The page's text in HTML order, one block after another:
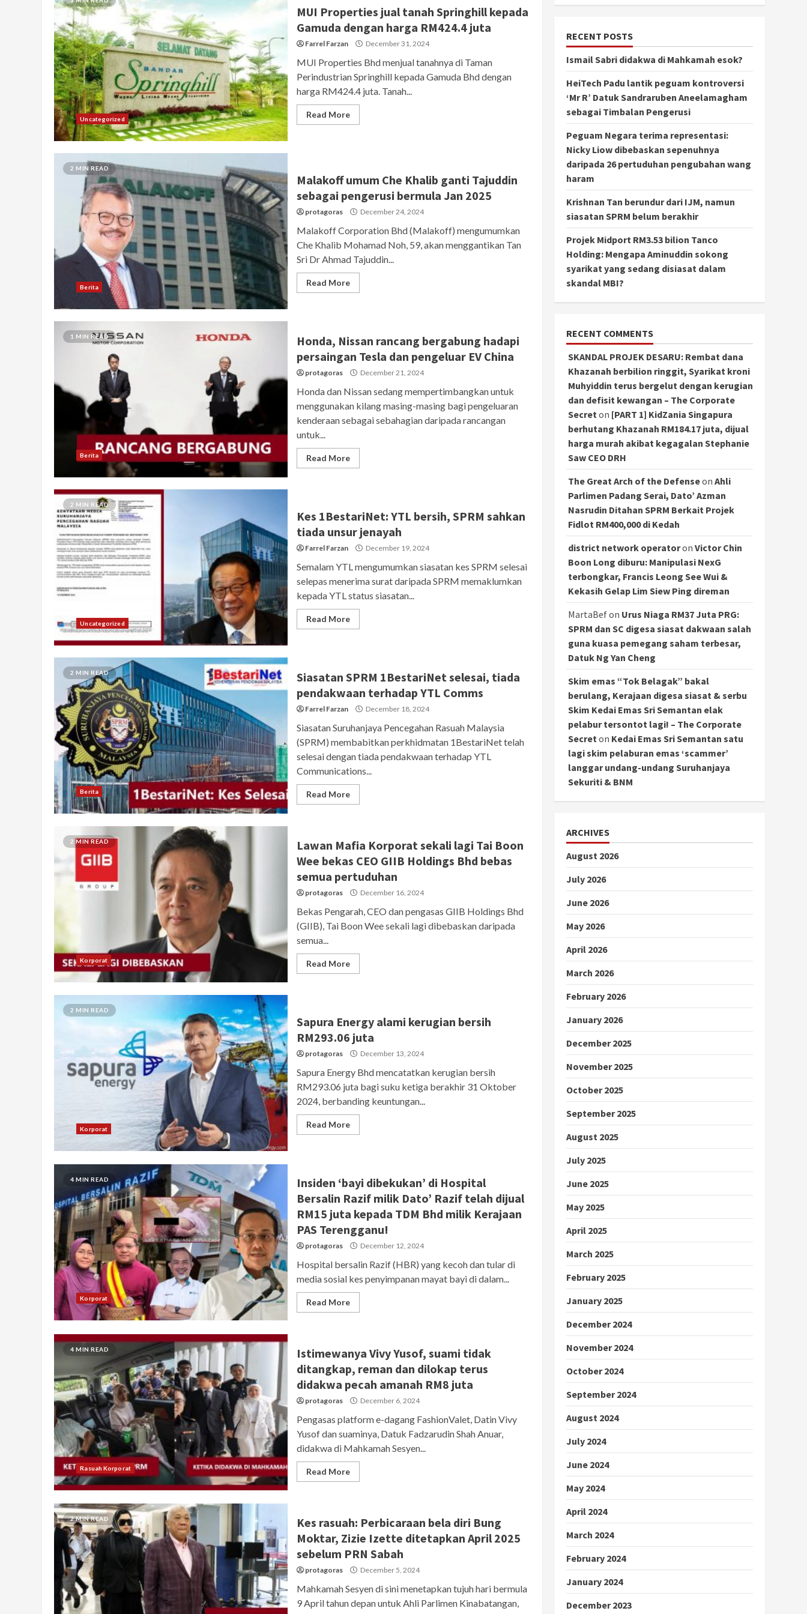
Uncategorized
MUI Properties jual tanah Springhill kepada
Gamuda dengan harga RM424.4 juta
Farrel Farzan December 31, 2024
MUI Properties Bhd menjual tanahnya di Taman
Perindustrian Springhill kepada Gamuda Bhd dengan
harga RM424.4 juta. Tanah...
Read More
2 MIN READ
Berita
Malakoff umum Che Khalib ganti Tajuddin
sebagai pengerusi bermula Jan 2025
protagoras December 24, 2024
Malakoff Corporation Bhd (Malakoff) mengumumkan
Che Khalib Mohamad Noh, 59, akan menggantikan Tan
Sri Dr Ahmad Tajuddin...
Read More
1 MIN READ
Berita
Honda, Nissan rancang bergabung hadapi
persaingan Tesla dan pengeluar EV China
protagoras December 21, 2024
Honda dan Nissan sedang mempertimbangkan untuk
menggunakan kilang masing-masing bagi pengeluaran
kenderaan sebagai sebahagian daripada rancangan
untuk...
Read More
2 MIN READ
Uncategorized
Kes 1BestariNet: YTL bersih, SPRM sahkan
tiada unsur jenayah
Farrel Farzan December 19, 2024
Semalam YTL mengumumkan siasatan kes SPRM selesai
selepas menerima surat daripada SPRM memaklumkan
kepada YTL status siasatan...
Read More
2 MIN READ
Berita
Siasatan SPRM 1BestariNet selesai, tiada
pendakwaan terhadap YTL Comms
Farrel Farzan December 18, 2024
Siasatan Suruhanjaya Pencegahan Rasuah Malaysia
(SPRM) membabitkan perkhidmatan 1BestariNet telah
selesai dengan tiada pendakwaan terhadap YTL
Communications...
Read More
2 MIN READ
Korporat
Lawan Mafia Korporat sekali lagi Tai Boon
Wee bekas CEO GIIB Holdings Bhd bebas
semua pertuduhan
protagoras December 16, 2024
Bekas Pengarah, CEO dan pengasas GIIB Holdings Bhd
(GIIB), Tai Boon Wee sekali lagi dibebaskan daripada
semua...
Read More
2 MIN READ
Korporat
Sapura Energy alami kerugian bersih
RM293.06 juta
protagoras December 13, 2024
Sapura Energy Bhd mencatatkan kerugian bersih
RM293.06 juta bagi suku ketiga berakhir 31 Oktober
2024, berbanding keuntungan...
Read More
4 MIN READ
Korporat
Insiden ‘bayi dibekukan’ di Hospital
Bersalin Razif milik Dato’ Razif telah dijual
RM15 juta kepada TDM Bhd milik Kerajaan
PAS Terengganu!
protagoras December 12, 2024
Hospital bersalin Razif (HBR) yang kecoh dan tular di
media sosial kes penyimpanan mayat bayi di dalam...
Read More
4 MIN READ
Rasuah Korporat
Istimewanya Vivy Yusof, suami tidak
ditangkap, reman dan dilokap terus
didakwa pecah amanah RM8 juta
protagoras December 6, 2024
Pengasas platform e-dagang FashionValet, Datin Vivy
Yusof dan suaminya, Datuk Fadzarudin Shah Anuar,
didakwa di Mahkamah Sesyen...
Read More
2 MIN READ
Kes rasuah: Perbicaraan bela diri Bung
Moktar, Zizie Izette ditetapkan April 2025
sebelum PRN Sabah
protagoras December 5, 2024
Mahkamah Sesyen di sini menetapkan tujuh hari bermula
9 April tahun depan untuk Ahli Parlimen Kinabatangan,
RECENT POSTS
Ismail Sabri didakwa di Mahkamah esok?
HeiTech Padu lantik peguam kontroversi
‘Mr R’ Datuk Sandraruben Aneelamagham
sebagai Timbalan Pengerusi
Peguam Negara terima representasi:
Nicky Liow dibebaskan sepenuhnya
daripada 26 pertuduhan pengubahan wang
haram
Krishnan Tan berundur dari IJM, namun
siasatan SPRM belum berakhir
Projek Midport RM3.53 bilion Tanco
Holding: Mengapa Aminuddin sokong
syarikat yang sedang disiasat dalam
skandal MBI?
RECENT COMMENTS
SKANDAL PROJEK DESARU: Rembat dana
Khazanah berbilion ringgit, Syarikat kroni
Muhyiddin terus bergelut dengan kerugian
dan defisit kewangan – The Corporate
Secret on [PART 1] KidZania Singapura
berhutang Khazanah RM184.17 juta, dijual
harga murah akibat kegagalan Stephanie
Saw CEO DRH
The Great Arch of the Defenseon Ahli
Parlimen Padang Serai, Dato’ Azman
Nasrudin Ditahan SPRM Berkait Projek
Fidlot RM400,000 di Kedah
district network operatoron Victor Chin
Boon Long diburu: Manipulasi NexG
terbongkar, Francis Leong See Wui &
Kekasih Gelap Lim Siew Ping direman
MartaBefon Urus Niaga RM37 Juta PRG:
SPRM dan SC digesa siasat dakwaan salah
guna kuasa pemegang saham terbesar,
Datuk Ng Yan Cheng
Skim emas “Tok Belagak” bakal
berulang, Kerajaan digesa siasat & serbu
Skim Kedai Emas Sri Semantan elak
pelabur tersontot lagi! – The Corporate
Secret on Kedai Emas Sri Semantan satu
lagi skim pelaburan emas ‘scammer’
langgar undang-undang Suruhanjaya
Sekuriti & BNM
ARCHIVES
August 2026
July 2026
June 2026
May 2026
April 2026
March 2026
February 2026
January 2026
December 2025
November 2025
October 2025
September 2025
August 2025
July 2025
June 2025
May 2025
April 2025
March 2025
February 2025
January 2025
December 2024
November 2024
October 2024
September 2024
August 2024
July 2024
June 2024
May 2024
April 2024
March 2024
February 2024
January 2024
December 2023